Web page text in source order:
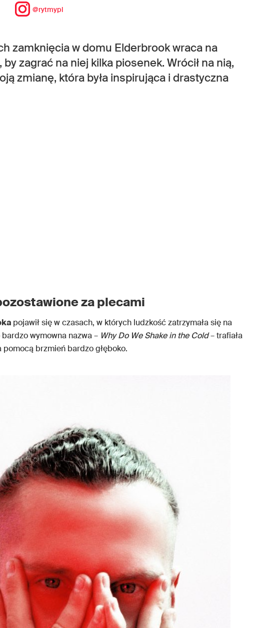
@rytmypl
zamknięcia w domu Elderbrook wraca na
zagrać na niej kilka piosenek. Wrócił na nią,
zmianę, która była inspirująca i drastyczna
za plecami
pojawił się w czasach, w których ludzkość zatrzymała się na
wymowna nazwa – Why Do We Shake in the Cold– trafiała
pomocą brzmień bardzo głęboko.